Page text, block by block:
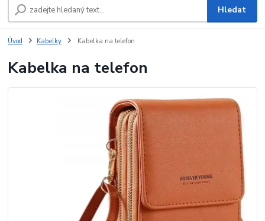
Hledat
Úvod Kabelky Kabelka na telefon
Kabelka na telefon